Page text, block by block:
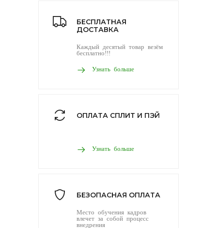
БЕСПЛАТНАЯ
ДОСТАВКА
Каждый десятый товар везём
бесплатно!!!
Узнать больше
ОПЛАТА СПЛИТ И ПЭЙ
Узнать больше
БЕЗОПАСНАЯ ОПЛАТА
Место обучения кадров
влечет за собой процесс
внедрения